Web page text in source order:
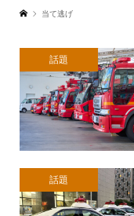
当て逃げ
話題
話題